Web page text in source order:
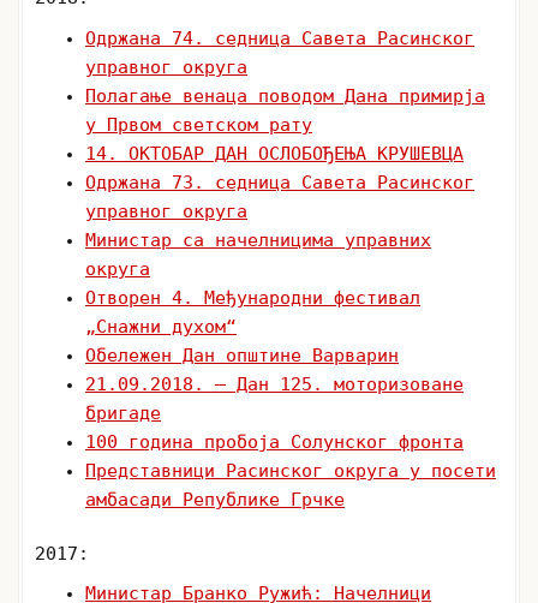
Одржана 74. седница Савета Расинског
управног округа
Полагање венаца поводом Дана примирја
у Првом светском рату
14. ОКТОБАР ДАН ОСЛОБОЂЕЊА КРУШЕВЦА
Одржана 73. седница Савета Расинског
управног округа
Министар са начелницима управних
округа
Отворен 4. Mеђународни фестивал
„Снажни духом“
Обележен Дан општине Варварин
21.09.2018. – Дан 125. моторизоване
бригаде
100 година пробоја Солунског фронта
Представници Расинског округа у посети
амбасади Републике Грчке
2017:
Министар Бранко Ружић: Начелници